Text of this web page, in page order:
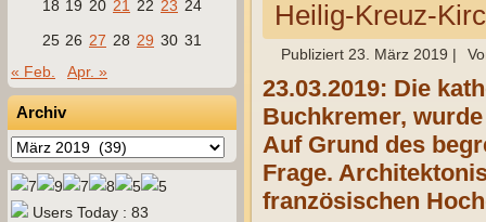
18 19 20 21 22 23 24
25 26 27 28 29 30 31
« Feb.
Apr. »
Archiv
Archiv
Users Today : 83
Heilig-Kreuz-
Publiziert 23. März 2019 |
23.03.2019: Die
Buchkremer,
Auf Grund des
Frage.
französischen